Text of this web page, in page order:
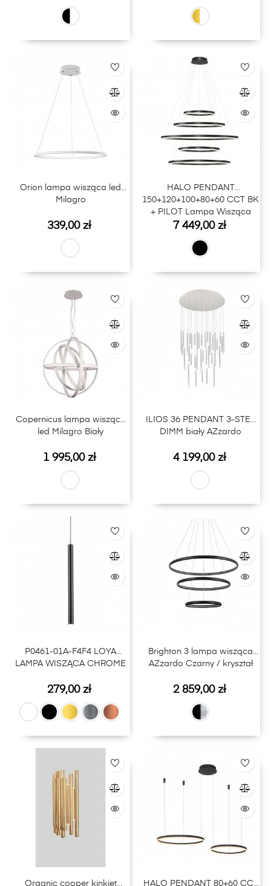
Orion lampa wisząca led
Milagro
Cena
339,00 zł
HALO PENDANT
150+120+100+80+60 CCT BK
+ PILOT Lampa Wisząca
AZzardo Czarny
Cena
7 449,00 zł
Copernicus lampa wisząca
led Milagro Biały
Cena
1 995,00 zł
ILIOS 36 PENDANT 3-STEP
DIMM biały AZzardo
Cena
4 199,00 zł
P0461-01A-F4F4 LOYA
LAMPA WISZĄCA CHROME
Cena
279,00 zł
Brighton 3 lampa wisząca
AZzardo Czarny / kryształ
Cena
2 859,00 zł
Organic cooper kinkiet
HALO PENDANT 80+60 CCT